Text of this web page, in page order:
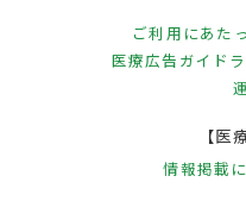
ご利用にあた
医療広告ガイド
【医
情報掲載